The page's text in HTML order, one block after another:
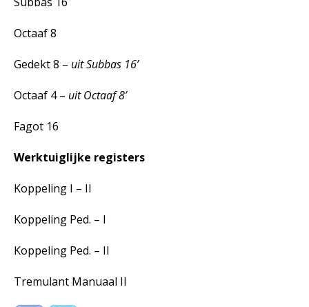
Octaaf 8
Gedekt 8 – uit Subbas 16’
Octaaf 4 – uit Octaaf 8’
Fagot 16
Werktuiglijke registers
Koppeling I – II
Koppeling Ped. – I
Koppeling Ped. – II
Tremulant Manuaal II